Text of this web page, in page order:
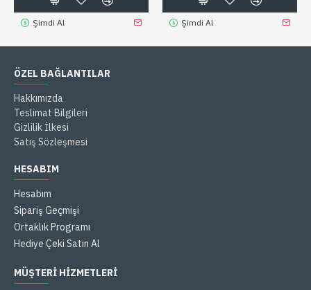
Şimdi Al Şimdi Al
ÖZEL BAĞLANTILAR
Hakkımızda
Teslimat Bilgileri
Gizlilik İlkesi
Satış Sözleşmesi
HESABIM
Hesabım
Sipariş Geçmişi
Ortaklık Programı
Hediye Çeki Satın Al
MÜŞTERI HIZMETLERI